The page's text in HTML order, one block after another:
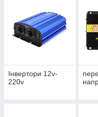
Інвертори 12v-
220v